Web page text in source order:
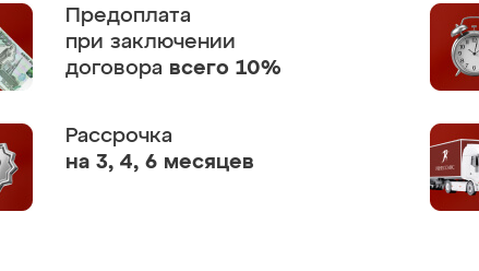
Предоплата
при заключении
договора всего 10%
Рассрочка
на 3, 4, 6 месяцев